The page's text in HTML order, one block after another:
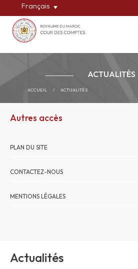
Français
ACTUALITÉS
ACCUEIL / ACTUALITÉS
Autres accès
PLAN DU SITE
CONTACTEZ-NOUS
MENTIONS LÉGALES
Actualités